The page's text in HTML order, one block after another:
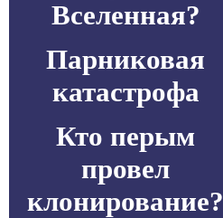
Вселенная?
Парниковая
катастрофа
Кто перым
провел
клонирование?